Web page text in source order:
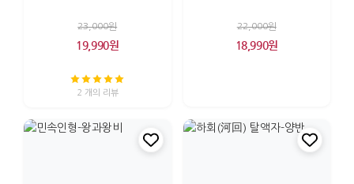
23,000원
19,990원
2 개의 리뷰
22,000원
18,990원